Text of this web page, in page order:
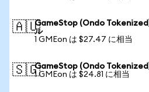
🇦🇺GameStop (Ondo
ル
1 GMEon は $27.47 に相当
🇸🇬GameStop (Ondo
1 GMEon は $24.81 に相当